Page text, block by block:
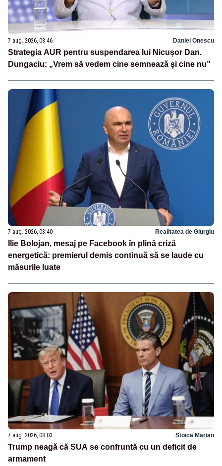
7 aug. 2026, 08:46 Daniel Onescu
Strategia AUR pentru suspendarea lui Nicușor Dan.
Dungaciu: „Vrem să vedem cine semnează și cine nu”
7 aug. 2026, 08:40 Realitatea de Giurgiu
Ilie Bolojan, mesaj pe Facebook în plină criză
energetică: premierul demis continuă să se laude cu
măsurile luate
7 aug. 2026, 08:03 Stoica Marian
Trump neagă că SUA se confruntă cu un deficit de
armament